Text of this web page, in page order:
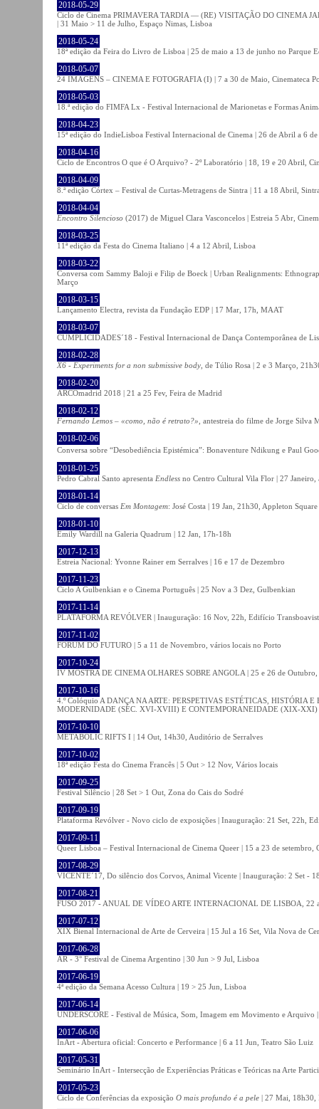
2018-05-29
Ciclo de Cinema PRIMAVERA TARDIA — (RE) VISITAÇÃO DO CINEMA
| 31 Maio > 11 de Julho, Espaço Nimas, Lisboa
2018-05-24
18ª edição da Feira do Livro de Lisboa | 25 de maio a 13 de junho no Parque
2018-05-07
24 IMAGENS – CINEMA E FOTOGRAFIA (I) | 7 a 30 de Maio, Cinemateca
2018-05-03
18.ª edição do FIMFA Lx - Festival Internacional de Marionetas e Formas
2018-04-23
15ª edição do IndieLisboa Festival Internacional de Cinema | 26 de Abril a 6
2018-04-16
Ciclo de Encontros O que é O Arquivo? - 2º Laboratório | 18, 19 e 20 Abril,
2018-04-09
8.ª edição Córtex – Festival de Curtas-Metragens de Sintra | 11 a 18 Abril,
2018-04-04
Encontro Silencioso (2017) de Miguel Clara Vasconcelos | Estreia 5 Abr,
2018-03-25
11ª edição da Festa do Cinema Italiano | 4 a 12 Abril, Lisboa
2018-03-22
Conversa com Sammy Baloji e Filip de Boeck | Urban Realignments:
Março
2018-03-15
Lançamento Electra, revista da Fundação EDP | 17 Mar, 17h, MAAT
2018-03-07
CUMPLICIDADES´18 - Festival Internacional de Dança Contemporânea de
2018-02-28
X6 - Experiments for a non submissive body , de Túlio Rosa | 2 e 3 Março,
2018-02-20
ARCOmadrid 2018 | 21 a 25 Fev, Feira de Madrid
2018-02-12
Fernando Lemos – «como, não é retrato?» , antestreia do filme de Jorge Silva
2018-02-06
Conversa sobre “Desobediência Epistémica”: Bonaventure Ndikung e Paul
2018-01-25
Pedro Cabral Santo apresenta Endless no Centro Cultural Vila Flor | 27 Janeiro,
2018-01-14
Ciclo de conversas Em Montagem: José Costa | 19 Jan, 21h30, Appleton Square
2018-01-10
Emily Wardill na Galeria Quadrum | 12 Jan, 17h-18h
2017-12-13
Estreia Nacional: Yvonne Rainer em Serralves | 16 e 17 de Dezembro
2017-11-23
Ciclo A Gulbenkian e o Cinema Português | 25 Nov a 3 Dez, Gulbenkian
2017-11-14
PLATAFORMA REVÓLVER | Inauguração: 16 Nov, 22h, Edifício
2017-11-02
FÓRUM DO FUTURO | 5 a 11 de Novembro, vários locais no Porto
2017-10-24
IV MOSTRA DE CINEMA OLHARES SOBRE ANGOLA | 25 e 26 de
2017-10-16
4.º Colóquio A DANÇA NA ARTE: PERSPETIVAS ESTÉTICAS, HISTÓRIA
MODERNIDADE (SÉC. XVI-XVIII) E CONTEMPORANEIDADE (XIX-XXI)
2017-10-10
METABOLIC RIFTS I | 14 Out, 14h30, Auditório de Serralves
2017-10-02
18ª edição Festa do Cinema Francês | 5 Out > 12 Nov, Vários locais
2017-09-25
Festival Silêncio | 28 Set > 1 Out, Zona do Cais do Sodré
2017-09-19
Plataforma Revólver - Novo ciclo de exposições | Inauguração: 21 Set, 22h,
2017-09-11
Queer Lisboa – Festival Internacional de Cinema Queer | 15 a 23 de setembro,
2017-08-29
VICENTE´17, Do silêncio dos Corvos, Animal Vicente | Inauguração: 2 Set -
2017-08-21
FUSO 2017 - ANUAL DE VÍDEO ARTE INTERNACIONAL DE LISBOA, 22
2017-07-12
XIX Bienal Internacional de Arte de Cerveira | 15 Jul a 16 Set, Vila Nova de
2017-06-28
AR - 3° Festival de Cinema Argentino | 30 Jun > 9 Jul, Lisboa
2017-06-19
4ª edição da Semana Acesso Cultura | 19 > 25 Jun, Lisboa
2017-06-14
UNDERSCORE - Festival de Música, Som, Imagem em Movimento e Arquivo
2017-06-06
InArt - Abertura oficial: Concerto e Performance | 6 a 11 Jun, Teatro São Luiz
2017-05-31
Seminário InArt - Intersecção de Experiências Práticas e Teóricas na Arte
2017-05-23
Ciclo de Conferências da exposição O mais profundo é a pele | 27 Mai, 18h30,